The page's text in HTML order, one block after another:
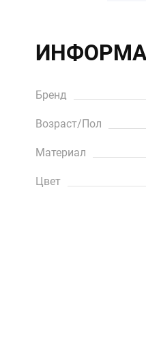
Бренд
Возраст/Пол
Материал
Цвет